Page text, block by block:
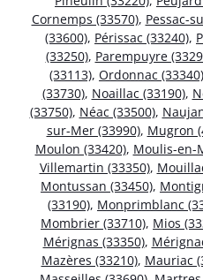
Cornemps (33570), Pessac-
(33600), Périssac (33240),
(33250), Parempuyre
(33113), Ordonnac (33340)
(33730), Noaillac (33190),
(33750), Néac (33500),
sur-Mer (33990), Mugron
Moulon (33420), Moulis-en-
Villemartin (33350),
Montussan (33450),
(33190), Monprimblanc
Mombrier (33710), Mios
Mérignas (33350),
Mazères (33210), Mauriac